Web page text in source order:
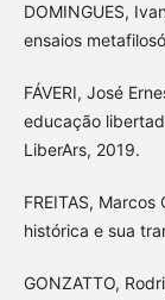
DOMINGUES,
ensaios
FÁVERI, José
educação
LiberArs, 2019.
FREITAS,
histórica e sua
GONZATTO,